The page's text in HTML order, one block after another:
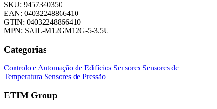
SKU: 9457340350
EAN: 04032248866410
GTIN: 04032248866410
MPN: SAIL-M12GM12G-5-3.5U
Categorias
Controlo e Automação de Edifícios Sensores Sensores de
Temperatura Sensores de Pressão
ETIM Group